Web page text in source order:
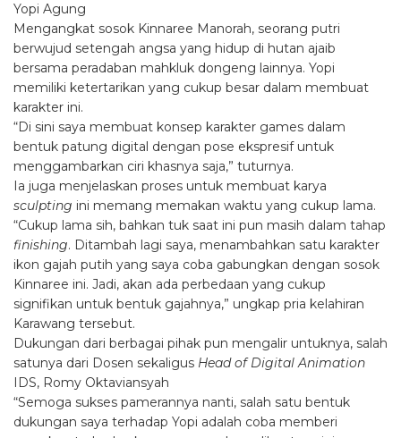
Yopi Agung
Mengangkat sosok Kinnaree Manorah, seorang putri
berwujud setengah angsa yang hidup di hutan ajaib
bersama peradaban mahkluk dongeng lainnya. Yopi
memiliki ketertarikan yang cukup besar dalam membuat
karakter ini.
“Di sini saya membuat konsep karakter games dalam
bentuk patung digital dengan pose ekspresif untuk
menggambarkan ciri khasnya saja,” tuturnya.
Ia juga menjelaskan proses untuk membuat karya
sculpting ini memang memakan waktu yang cukup lama.
“Cukup lama sih, bahkan tuk saat ini pun masih dalam tahap
finishing. Ditambah lagi saya, menambahkan satu karakter
ikon gajah putih yang saya coba gabungkan dengan sosok
Kinnaree ini. Jadi, akan ada perbedaan yang cukup
signifikan untuk bentuk gajahnya,” ungkap pria kelahiran
Karawang tersebut.
Dukungan dari berbagai pihak pun mengalir untuknya, salah
satunya dari Dosen sekaligus Head of Digital Animation
IDS, Romy Oktaviansyah
“Semoga sukses pamerannya nanti, salah satu bentuk
dukungan saya terhadap Yopi adalah coba memberi